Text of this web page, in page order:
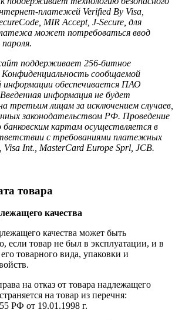
платежей Verified By Visa,
MIR Accept, J-Secure, для
может потребоваться ввод
пароля.
поддерживает 256-битное
сообщаемой
информации обеспечивается ПАО
информация не будет
третьим лицам за исключением случаев,
законодательством РФ. Проведение
картам осуществляется в
с требованиями платежных
Int., MasterCard Europe Sprl, JCB.
товара
качества
качества может быть
если товар не был в эксплуатации, и в
товарного вида, упаковки и
на отказ от товара надлежащего
на товар из перечня:
РФ от 19.01.1998 г.